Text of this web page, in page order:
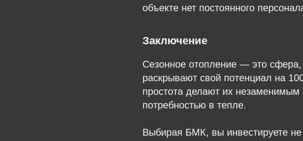
объекте нет постоянного
Заключение
Сезонное отопление — это
раскрывают свой потенциал на
простота делают их
потребностью в тепле.
Выбирая БМК, вы инвестируете